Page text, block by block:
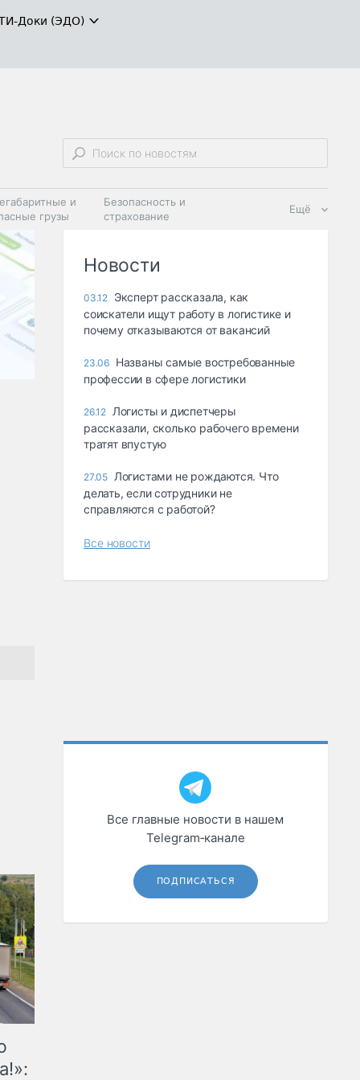
Доки (ЭДО)
и
грузы
Безопасность и
страхование
и
Ещё
Новости
03.12 Эксперт рассказала, как
соискатели ищут работу в логистике и
почему отказываются от вакансий
23.06 Названы самые востребованные
профессии в сфере логистики
26.12 Логисты и диспетчеры
рассказали, сколько рабочего времени
тратят впустую
27.05 Логистами не рождаются. Что
делать, если сотрудники не
справляются с работой?
Все новости
Все главные новости в нашем
Telegram‑канале
ПОДПИСАТЬСЯ